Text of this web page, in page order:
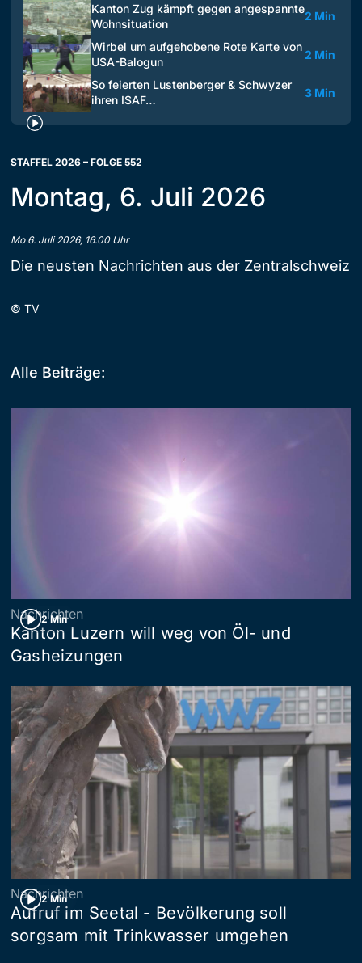
Kanton Zug kämpft gegen angespannte
Wohnsituation
2 Min
Wirbel um aufgehobene Rote Karte von
USA-Balogun
2 Min
So feierten Lustenberger & Schwyzer
ihren ISAF…
3 Min
STAFFEL 2026 – FOLGE 552
Montag, 6. Juli 2026
Mo 6. Juli 2026, 16.00 Uhr
Die neusten Nachrichten aus der Zentralschweiz
© TV
Alle Beiträge:
2 Min
Nachrichten
Kanton Luzern will weg von Öl- und
Gasheizungen
2 Min
Nachrichten
Aufruf im Seetal - Bevölkerung soll
sorgsam mit Trinkwasser umgehen